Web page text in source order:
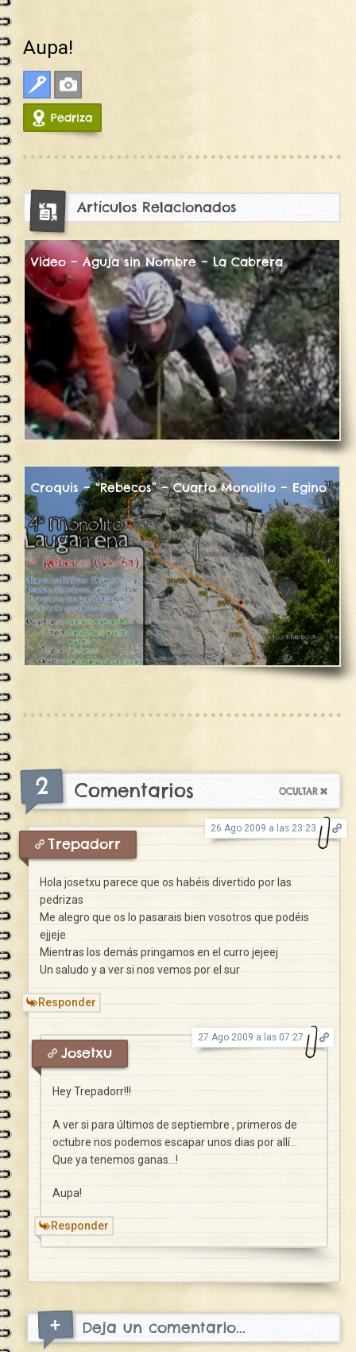
Aupa!
ClasicaFotos
Pedriza
Artículos Relacionados
Video – Aguja sin Nombre – La Cabrera
Croquis – “Rebecos” – Cuarto Monolito – Egino
2 Comentarios
Trepadorr
26 Ago 2009 a las 23:23
Hola josetxu parece que os habéis divertido por las
pedrizas
Me alegro que os lo pasarais bien vosotros que podéis
ejjeje
Mientras los demás pringamos en el curro jejeej
Un saludo y a ver si nos vemos por el sur
Responder
Josetxu
27 Ago 2009 a las 07:27
Hey Trepadorr!!!
A ver si para últimos de septiembre , primeros de
octubre nos podemos escapar unos dias por allí…
Que ya tenemos ganas…!
Aupa!
Responder
Deja un comentario...